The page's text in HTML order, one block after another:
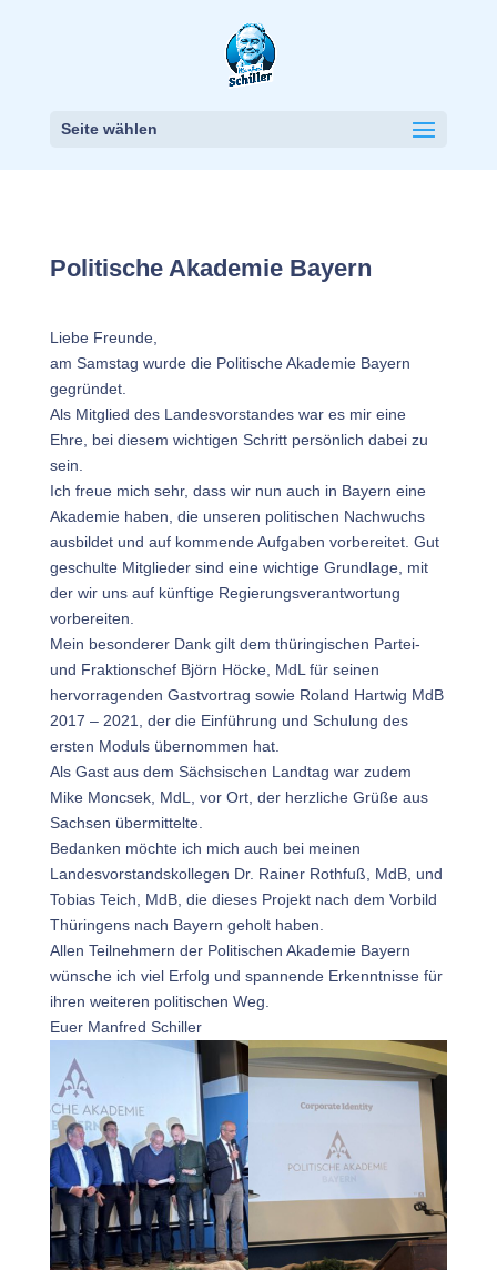
Seite wählen
Politische Akademie Bayern
Liebe Freunde,
am Samstag wurde die Politische Akademie Bayern
gegründet.
Als Mitglied des Landesvorstandes war es mir eine
Ehre, bei diesem wichtigen Schritt persönlich dabei zu
sein.
Ich freue mich sehr, dass wir nun auch in Bayern eine
Akademie haben, die unseren politischen Nachwuchs
ausbildet und auf kommende Aufgaben vorbereitet. Gut
geschulte Mitglieder sind eine wichtige Grundlage, mit
der wir uns auf künftige Regierungsverantwortung
vorbereiten.
Mein besonderer Dank gilt dem thüringischen Partei-
und Fraktionschef Björn Höcke, MdL für seinen
hervorragenden Gastvortrag sowie Roland Hartwig MdB
2017 – 2021, der die Einführung und Schulung des
ersten Moduls übernommen hat.
Als Gast aus dem Sächsischen Landtag war zudem
Mike Moncsek, MdL, vor Ort, der herzliche Grüße aus
Sachsen übermittelte.
Bedanken möchte ich mich auch bei meinen
Landesvorstandskollegen Dr. Rainer Rothfuß, MdB, und
Tobias Teich, MdB, die dieses Projekt nach dem Vorbild
Thüringens nach Bayern geholt haben.
Allen Teilnehmern der Politischen Akademie Bayern
wünsche ich viel Erfolg und spannende Erkenntnisse für
ihren weiteren politischen Weg.
Euer Manfred Schiller